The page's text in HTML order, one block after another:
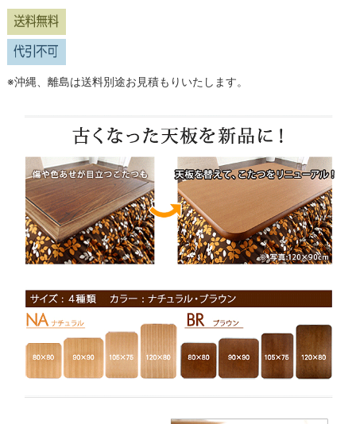
※沖縄、離島は送料別途お見積もりいたします。